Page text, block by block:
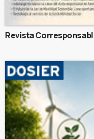
Revista